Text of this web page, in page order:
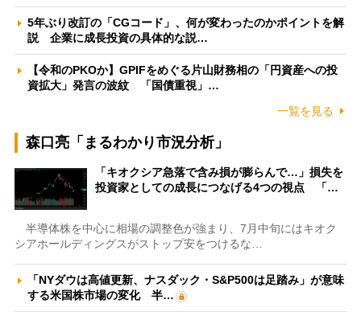
5年ぶり改訂の「CGコード」、何が変わったのかポイントを解
説 企業に成長投資の具体的な説…
【令和のPKOか】GPIFをめぐる片山財務相の「円資産への投
資拡大」発言の波紋 「国債重視」…
一覧を見る
森口亮「まるわかり市況分析」
「キオクシア急落で含み損が膨らんで…」損失を
投資家としての成長につなげる4つの視点 「…
半導体株を中心に相場の調整色が強まり、7月中旬にはキオク
シアホールディングスがストップ安をつけるな…
「NYダウは高値更新、ナスダック・S&P500は足踏み」が意味
する米国株市場の変化 半…